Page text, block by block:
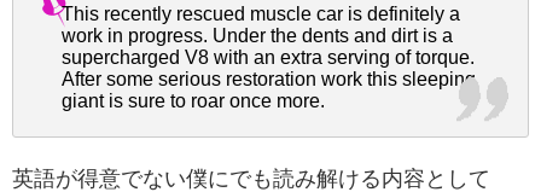
This recently rescued muscle car is definitely a
work in progress. Under the dents and dirt is a
supercharged V8 with an extra serving of torque.
After some serious restoration work this sleeping
giant is sure to roar once more.
英語が得意でない僕にでも読み解ける内容として